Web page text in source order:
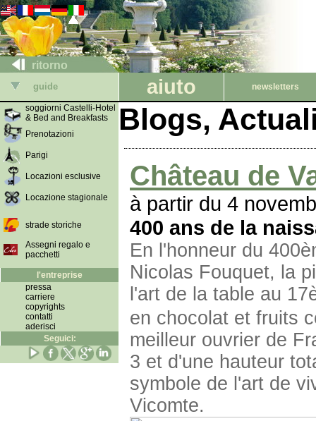
ritorno
guide aiuto newsletters
soggiorni Castelli-Hotel
& Bed and Breakfasts
Prenotazioni
Parigi
Locazioni esclusive
Locazione stagionale
strade storiche
Assegni regalo e
pacchetti
l'entreprise
pressa
carriere
copyrights
contatti
aderisci
Seguici:
Blogs,
Château de
à partir du 4
400 ans de la
En l'honneur du
Nicolas Fouquet, la
l'art de la table au
en chocolat et fruits
meilleur ouvrier de
3 et d'une hauteur
symbole de l'art de
Vicomte.